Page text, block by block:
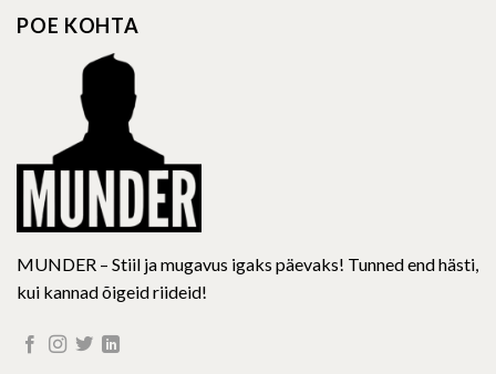
may
chosen
on
the
product
page
POE KOHTA
MUNDER – Stiil ja mugavus igaks päevaks! Tunned end hästi,
kui kannad õigeid riideid!